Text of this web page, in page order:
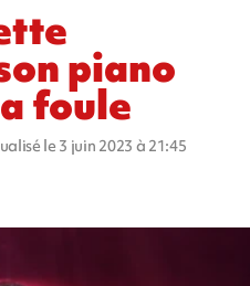
piano
foule
le 3 juin 2023 à 21:45